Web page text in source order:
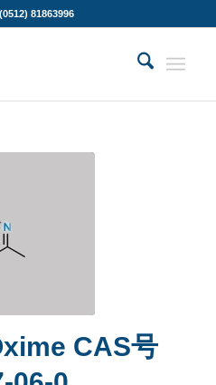
81863996
CAS号